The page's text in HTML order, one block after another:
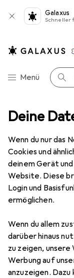
Deine
Wenn du nur das
Cookies und
deinem Gerät
Website. Diese
Login und
ermöglichen.
Wenn du allem
darüber hinaus
zu zeigen,
Werbung auf
anzuzeigen.
Galaxus
Schneller
Navigation nach
Menü Suche
PRO,
EFB
Verbindung
Preis in EUR inkl.
EUR
10,30
Bewertungen